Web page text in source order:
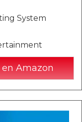
System
Amazon